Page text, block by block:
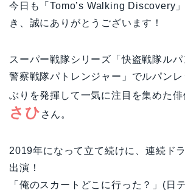
今日も「Tomo’s Walking Discovery
き、誠にありがとうございます！
スーパー戦隊シリーズ「快盗戦隊ル
警察戦隊パトレンジャー」でルパン
ぶりを発揮して一気に注目を集めた俳
さひ さん。
2019年になって立て続けに、連続ド
出演！
「俺のスカートどこに行った？」(日